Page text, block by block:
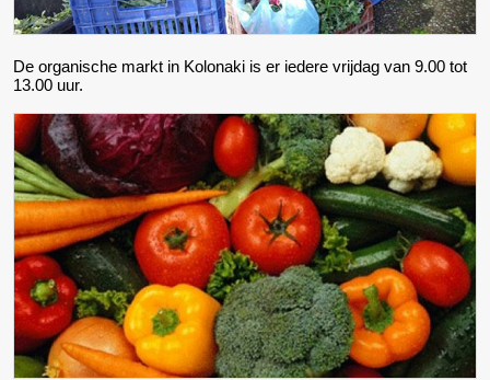
De organische markt in Kolonaki is er iedere vrijdag van 9.00 tot
13.00 uur.